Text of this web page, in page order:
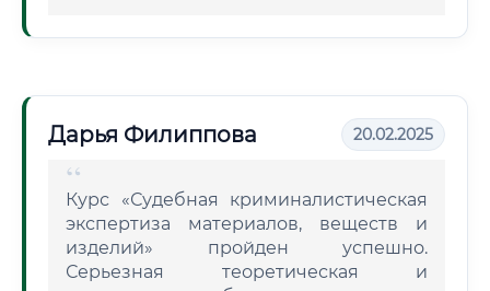
Дарья Филиппова 20.02.2025
Курс «Судебная криминалистическая
экспертиза материалов, веществ и
изделий» пройден успешно.
Серьезная теоретическая и